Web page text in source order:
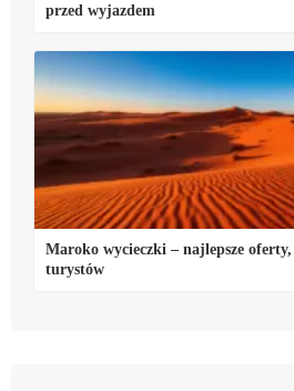
przed wyjazdem
Maroko wycieczki – najlepsze
turystów